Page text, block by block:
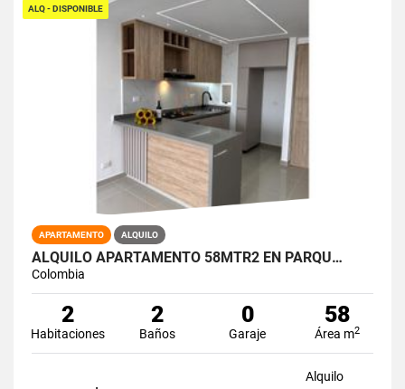
ALQ - DISPONIBLE
APARTAMENTO ALQUILO
ALQUILO APARTAMENTO 58MTR2 EN PARQU…
Colombia
2
Habitaciones
2
Baños
0
Garaje
58
Área m2
Alquilo